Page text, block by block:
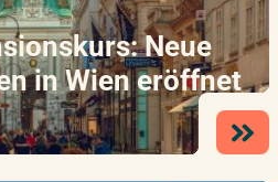
Neue
in Wien eröffnet